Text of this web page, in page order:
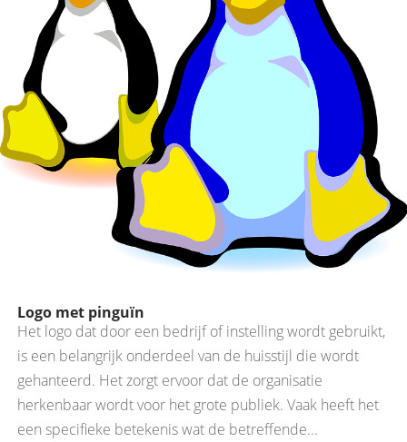
Logo met pinguïn
Het logo dat door een bedrijf of instelling wordt gebruikt,
is een belangrijk onderdeel van de huisstijl die wordt
gehanteerd. Het zorgt ervoor dat de organisatie
herkenbaar wordt voor het grote publiek. Vaak heeft het
een specifieke betekenis wat de betreffende...